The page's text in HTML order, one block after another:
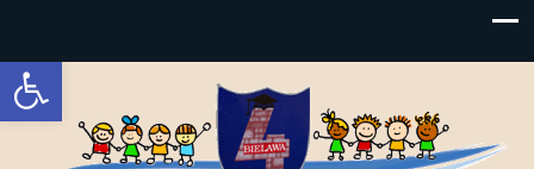
Open toolbar